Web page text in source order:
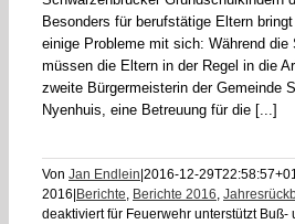
Besonders für berufstätige Eltern
einige Probleme mit sich: Während die
müssen die Eltern in der Regel in die
zweite Bürgermeisterin der Gemeinde
Nyenhuis, eine Betreuung für die [...]
Von Jan Endlein 2016-12-
2016 Berichte, Berichte 2016,
deaktiviertfür Feuerwehr unterstützt Buß-